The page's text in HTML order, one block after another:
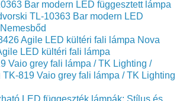
Bar modern LED függesztett lámpa
TL-10363 Bar modern LED
Agile LED kültéri fali lámpa Nova
LED kültéri fali lámpa
Vaio grey fali lámpa / TK Lighting /
819 Vaio grey fali lámpa / TK Lighting
LED függeszték lámpák: Stílus és